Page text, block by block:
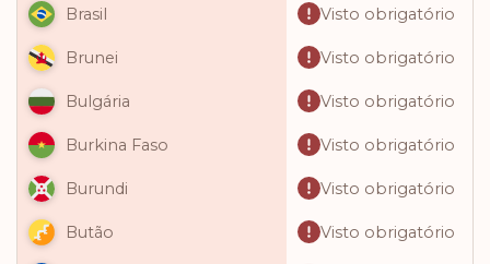
Brasil Visto obrigatório
Brunei Visto obrigatório
Bulgária Visto obrigatório
Burkina Faso Visto obrigatório
Burundi Visto obrigatório
Butão Visto obrigatório